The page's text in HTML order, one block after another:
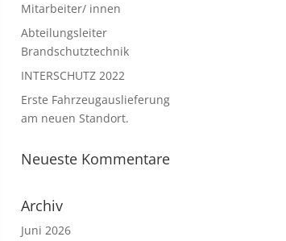
Mitarbeiter/ innen
Abteilungsleiter
Brandschutztechnik
INTERSCHUTZ 2022
Erste Fahrzeugauslieferung
am neuen Standort.
Neueste Kommentare
Archiv
Juni 2026